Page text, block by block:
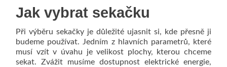
Jak vybrat sekačku
Při výběru sekačky je důležité ujasnit si, kde přesně ji
budeme používat. Jedním z hlavních parametrů, které
musí vzít v úvahu je velikost plochy, kterou chceme
sekat. Zvážit musíme dostupnost elektrické energie,